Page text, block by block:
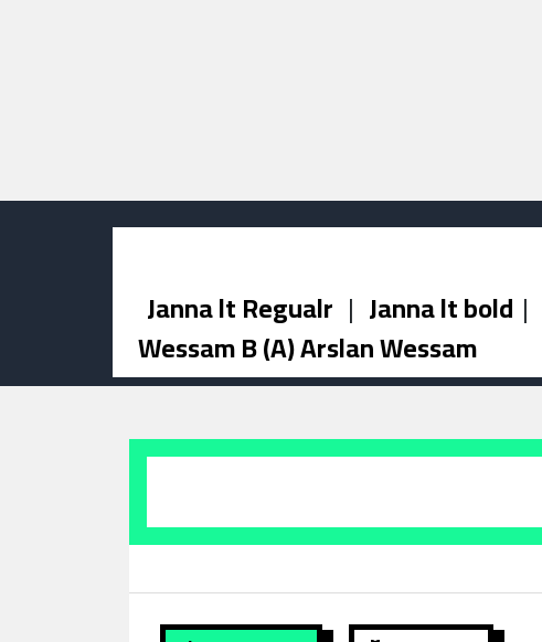
Janna lt Regualr | Janna lt bold |
Wessam B (A) Arslan Wessam